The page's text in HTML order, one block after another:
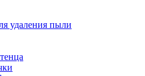
удаления пыли